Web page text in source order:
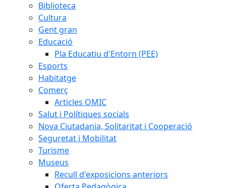
Biblioteca
Cultura
Gent gran
Educació
Pla Educatiu d'Entorn (PEE)
Esports
Habitatge
Comerç
Articles OMIC
Salut i Polítiques socials
Nova Ciutadania, Solitaritat i Cooperació
Seguretat i Mobilitat
Turisme
Museus
Recull d'exposicions anteriors